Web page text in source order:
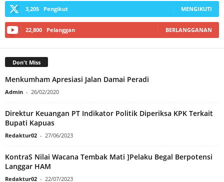
3,205 Pengikut MENGIKUTI
22,800 Pelanggan BERLANGGANAN
Don't Miss
Menkumham Apresiasi Jalan Damai Peradi
Admin - 26/02/2020
Direktur Keuangan PT Indikator Politik Diperiksa KPK Terkait
Bupati Kapuas
Redaktur02 - 27/06/2023
KontraS Nilai Wacana Tembak Mati ]Pelaku Begal Berpotensi
Langgar HAM
Redaktur02 - 22/07/2023